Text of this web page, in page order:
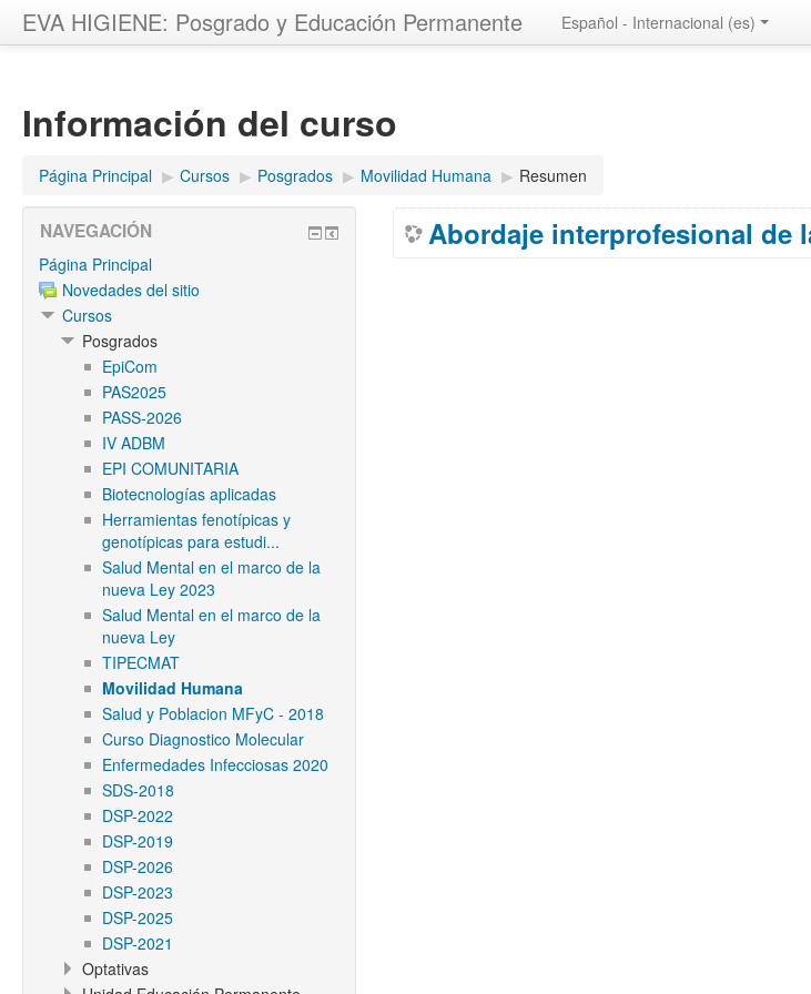
EVA HIGIENE: Posgrado y Educación Permanente Español - Internacional ‎(es)‎
Información del curso
Página Principal ▶︎ Cursos ▶︎ Posgrados ▶︎ Movilidad Humana ▶︎ Resumen
Abordaje interprofesional de
NAVEGACIÓN
Página Principal
Novedades del sitio
Cursos
Posgrados
EpiCom
PAS2025
PASS-2026
IV ADBM
EPI COMUNITARIA
Biotecnologías aplicadas
Herramientas fenotípicas y
genotípicas para estudi...
Salud Mental en el marco de la
nueva Ley 2023
Salud Mental en el marco de la
nueva Ley
TIPECMAT
Movilidad Humana
Salud y Poblacion MFyC - 2018
Curso Diagnostico Molecular
Enfermedades Infecciosas 2020
SDS-2018
DSP-2022
DSP-2019
DSP-2026
DSP-2023
DSP-2025
DSP-2021
Optativas